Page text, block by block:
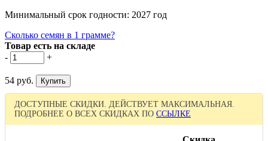
Минимальный срок годности: 2027 год
Сколько семян в 1 грамме?
Товар есть на складе
-
+
54 руб.
ДОСТУПНЫЕ СКИДКИ. ДЕЙСТВУЕТ МАКСИМАЛЬНАЯ.
ПОДРОБНЕЕ О ВСЕХ СКИДКАХ ПО ССЫЛКЕ